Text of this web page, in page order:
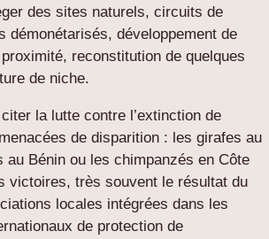
des sites naturels, circuits de
démonétarisés, développement de
proximité, reconstitution de quelques
de niche.
la lutte contre l’extinction de
de disparition : les girafes au
au Bénin ou les chimpanzés en Côte
victoires, très souvent le résultat du
locales intégrées dans les
de protection de